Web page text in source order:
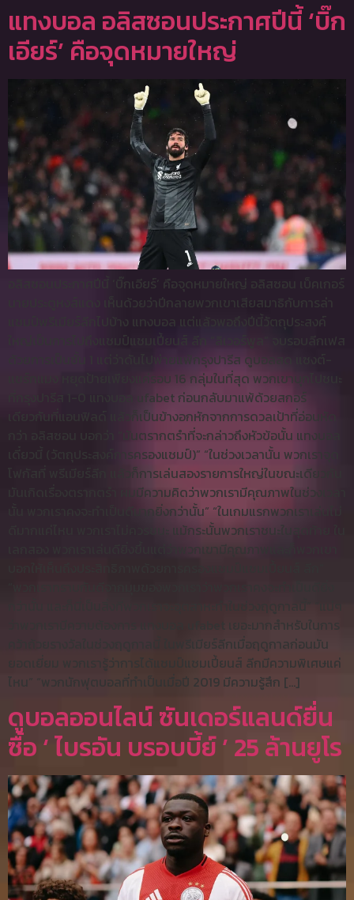
แทงบอล อลิสซอนประกาศปีนี้ ‘บิ๊ก
เอียร์’ คือจุดหมายใหญ่
อลิสซอนประกาศปีนี้ ‘บิ๊กเอียร์’ คือจุดหมายใหญ่ อลิสซอน เบ็คเกอร์
นายประตูหงส์แดง เห็นด้วยว่าปีกลายพวกเขาเสียสมาธิกับการล่า
แชมป์พรีเมียร์ลีกไปบ้าง แทงบอล แต่แล้วพอถึงปีนี้วัตถุประสงค์
ใหญ่เป็นการไปถึงแชมป์แชมเปี้ยนส์ ลีก “ลิเวอร์พูล” จบรอบลีกเฟส
ด้วยการเป็นชั้น 1 แต่ว่าดันไปพ่ายแพ้กรุงปารีส ดูบอลสด แซงต์-
แชร์กแมง หยุดป้ายเพียงแค่รอบ 16 กลุ่มในที่สุด พวกเขาบุกไปชนะ
ที่กรุงปารีส 1-0 แทงบอล ufabet ก่อนกลับมาแพ้ด้วยสกอร์
เดียวกันที่แอนฟิลด์ แล้วก็เป็นข้างอกหักจากการดวลเป้าที่อ่อนหัด
กว่า อลิสซอน บอกว่า “มันตรากตรำที่จะกล่าวถึงหัวข้อนั้น แทงบอล
เดี๋ยวนี้ (วัตถุประสงค์การครองแชมป์)” “ในช่วงเวลานั้น พวกเราจุด
โฟกัสที่ พรีเมียร์ลีก แล้วก็การเล่นสองรายการใหญ่ในขณะเดียวกัน
มันเกิดเรื่องตรากตรำ ผมมีความคิดว่าพวกเรามีคุณภาพในช่วงเวลา
นั้น พวกเราคงจะทำเป็นดีมากยิ่งกว่านั้น” “ในเกมแรกพวกเราเล่นไม่
ดีมากแค่ไหน พวกเราไม่ควรชนะ แม้กระนั้นพวกเราชนะในสุดท้าย ใน
เลกสอง พวกเราเล่นดียิ่งขึ้นแต่ว่าพวกเขามีคุณภาพและก็พวกเขา
ว่าพวกเรามีความต้องการ แทงบอล ufabet เยอะมากสำหรับในการ
คว้าถ้วยรางวัลในช่วงฤดูกาลนี้ ในพรีเมียร์ลีกเมื่อฤดูกาลก่อนมัน
ยอดเยี่ยม พวกเรารู้ว่าการได้แชมป์แชมเปี้ยนส์ ลีกมีความพิเศษแค่
ไหน” “พวกนักฟุตบอลที่ทำเป็นเมื่อปี 2019 มีความรู้สึก […]
ดูบอลออนไลน์ ซันเดอร์แลนด์ยื่น
ซื้อ ‘ ไบรอัน บรอบบี้ย์ ’ 25 ล้านยูโร